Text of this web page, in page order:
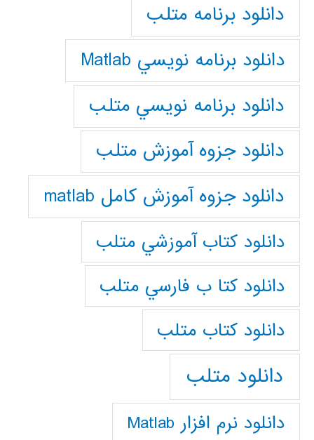
دانلود برنامه متلب
دانلود برنامه نويسي Matlab
دانلود برنامه نويسي متلب
دانلود جزوه آموزش متلب
دانلود جزوه آموزش کامل matlab
دانلود كتاب آموزشي متلب
دانلود كتا ب فارسي متلب
دانلود كتاب متلب
دانلود متلب
دانلود نرم افزار Matlab